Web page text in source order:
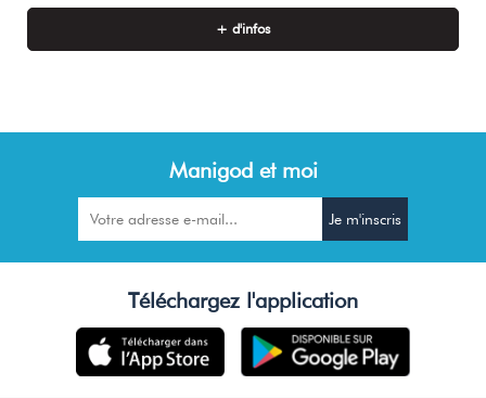
+ d'infos
Manigod et moi
Téléchargez l'application